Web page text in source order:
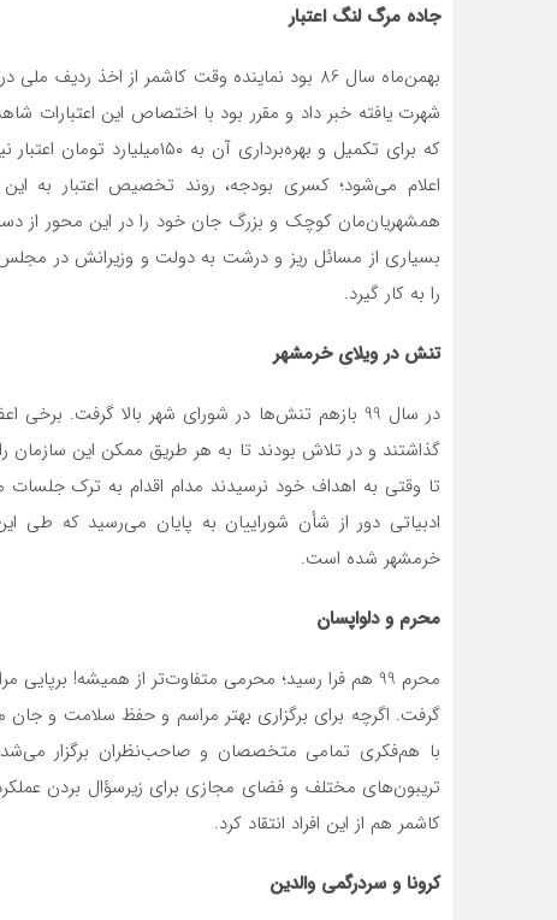
جاده مرگ لنگ اعتبار
شهرت یافته خبر داد و مقرر بود با اختصاص این اعتبارات
که برای تکمیل و بهره‌برداری
اعلام می‌شود؛ کسری بودجه، روند تخصیص اعتبار به
همشهریان‌مان کوچک و بزرگ جان خود را در این محور از
بسیاری از مسائل ریز و درشت به دولت و وزیرانش در
را به کار گیرد.
تنش در ویلای خرمشهر
در سال 99 بازهم تنش‌ها در شورای شهر بالا گرفت.
گذاشتند و در تلاش بودند تا به هر طریق ممکن این سازمان
تا وقتی به اهداف خود نرسیدند مدام اقدام به ترک
ادبیاتی دور از شأن شوراییان به پایان می‌رسید که طی
خرمشهر شده است.
محرم و دلواپسان
محرم 99 هم فرا رسید؛ محرمی متفاوت‌تر از همیشه!
گرفت. اگرچه برای برگزاری بهتر مراسم و حفظ سلامت و جان
با هم‌فکری تمامی متخصصان و صاحب‌نظران برگزار می‌شد،
تریبون‌های مختلف و فضای مجازی برای زیرسؤال بردن
کاشمر هم از این افراد انتقاد کرد.
کرونا و سردرگمی والدین